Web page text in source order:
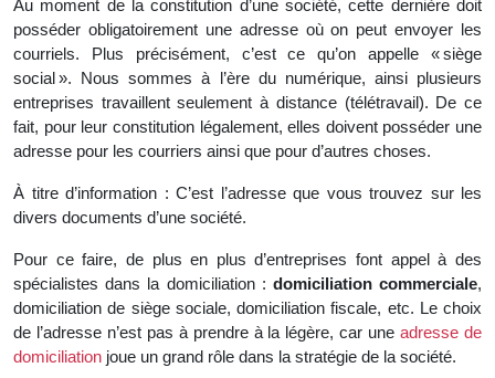
Au moment de la constitution d’une société, cette dernière doit
posséder obligatoirement une adresse où on peut envoyer les
courriels. Plus précisément, c’est ce qu’on appelle « siège
social ». Nous sommes à l’ère du numérique, ainsi plusieurs
entreprises travaillent seulement à distance (télétravail). De ce
fait, pour leur constitution légalement, elles doivent posséder une
adresse pour les courriers ainsi que pour d’autres choses.
À titre d’information : C’est l’adresse que vous trouvez sur les
divers documents d’une société.
Pour ce faire, de plus en plus d’entreprises font appel à des
spécialistes dans la domiciliation : domiciliation commerciale,
domiciliation de siège sociale, domiciliation fiscale, etc. Le choix
de l’adresse n’est pas à prendre à la légère, car uneadresse de
domiciliation joue un grand rôle dans la stratégie de la société.